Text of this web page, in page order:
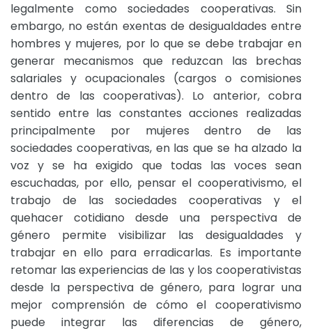
legalmente como sociedades cooperativas. Sin
embargo, no están exentas de desigualdades entre
hombres y mujeres, por lo que se debe trabajar en
generar mecanismos que reduzcan las brechas
salariales y ocupacionales (cargos o comisiones
dentro de las cooperativas). Lo anterior, cobra
sentido entre las constantes acciones realizadas
principalmente por mujeres dentro de las
sociedades cooperativas, en las que se ha alzado la
voz y se ha exigido que todas las voces sean
escuchadas, por ello, pensar el cooperativismo, el
trabajo de las sociedades cooperativas y el
quehacer cotidiano desde una perspectiva de
género permite visibilizar las desigualdades y
trabajar en ello para erradicarlas. Es importante
retomar las experiencias de las y los cooperativistas
desde la perspectiva de género, para lograr una
mejor comprensión de cómo el cooperativismo
puede integrar las diferencias de género,